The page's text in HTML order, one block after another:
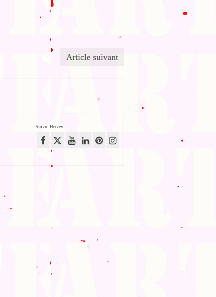
Article suivant
Suivre Hervey: